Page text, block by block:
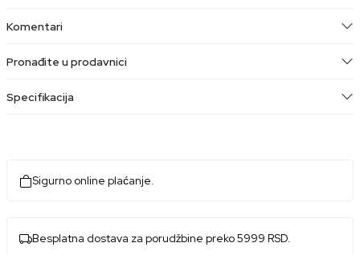
Komentari
Pronađite u prodavnici
Specifikacija
Sigurno online plaćanje.
Besplatna dostava za porudžbine preko 5999 RSD.